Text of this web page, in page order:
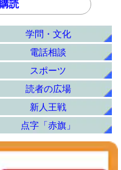
読
学問・文化
電話相談
スポーツ
読者の広場
新人王戦
点字「赤旗」